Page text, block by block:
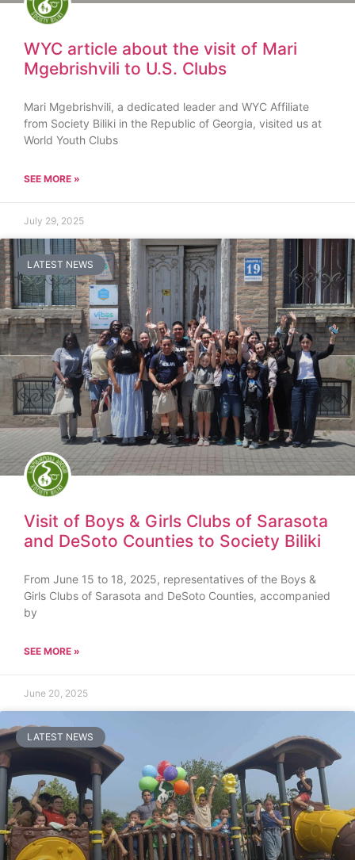
WYC article about the visit of Mari
Mgebrishvili to U.S. Clubs
Mari Mgebrishvili, a dedicated leader and WYC Affiliate
from Society Biliki in the Republic of Georgia, visited us at
World Youth Clubs
SEE MORE »
July 29, 2025
LATEST NEWS
Visit of Boys & Girls Clubs of Sarasota
and DeSoto Counties to Society Biliki
From June 15 to 18, 2025, representatives of the Boys &
Girls Clubs of Sarasota and DeSoto Counties, accompanied
by
SEE MORE »
June 20, 2025
LATEST NEWS